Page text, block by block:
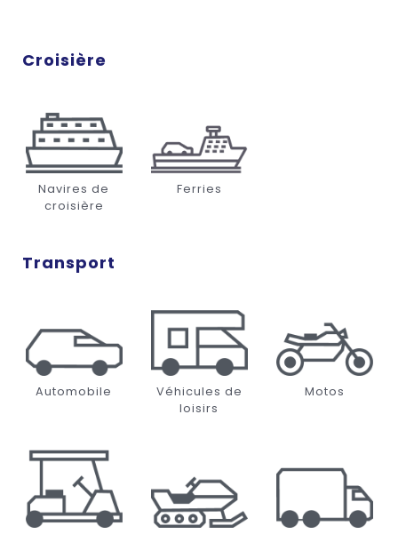
Croisière
Navires de
croisière
Ferries
Transport
Automobile
Véhicules de
loisirs
Motos